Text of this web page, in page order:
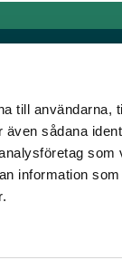
till användarna,
sådana
som
information